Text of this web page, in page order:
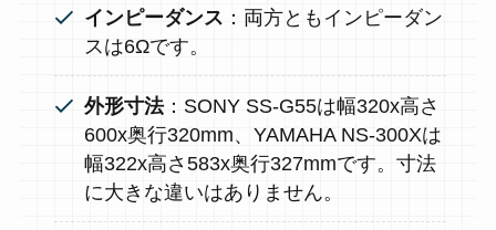
インピーダンス ：両方ともインピーダン
スは6Ωです。
外形寸法：SONY SS-G55は幅320x高さ
600x奥行320mm、YAMAHA NS-300Xは
幅322x高さ583x奥行327mmです。寸法
に大きな違いはありません。